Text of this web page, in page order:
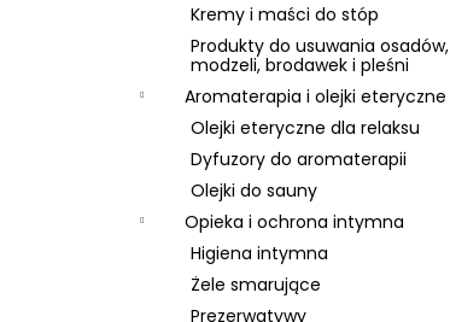
Kremy i maści do stóp
Produkty do usuwania osadów,
modzeli, brodawek i pleśni
Aromaterapia i olejki eteryczne
Olejki eteryczne dla relaksu
Dyfuzory do aromaterapii
Olejki do sauny
Opieka i ochrona intymna
Higiena intymna
Żele smarujące
Prezerwatywy